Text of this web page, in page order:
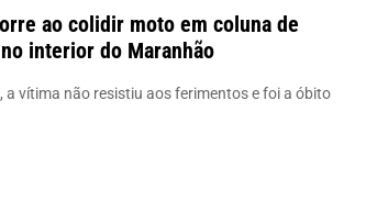
ao colidir moto em coluna de
interior do Maranhão
a vítima não resistiu aos ferimentos e foi a óbito